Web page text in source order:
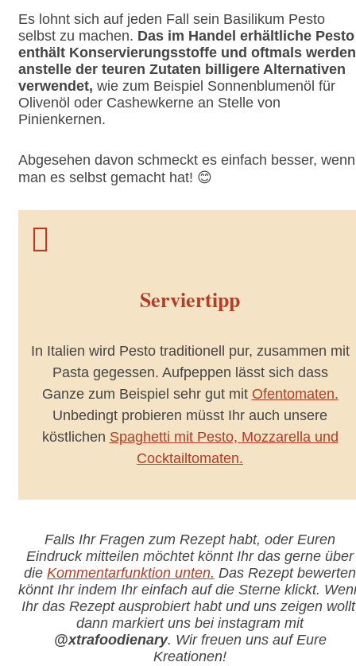
Es lohnt sich auf jeden Fall sein Basilikum Pesto
selbst zu machen. Das im Handel erhältliche Pesto
enthält Konservierungsstoffe und oftmals werden
anstelle der teuren Zutaten billigere Alternativen
verwendet, wie zum Beispiel Sonnenblumenöl für
Olivenöl oder Cashewkerne an Stelle von
Pinienkernen.
Abgesehen davon schmeckt es einfach besser, wenn
man es selbst gemacht hat! 😊

Serviertipp
In Italien wird Pesto traditionell pur, zusammen mit
Pasta gegessen. Aufpeppen lässt sich dass
Ganze zum Beispiel sehr gut mit Ofentomaten.
Unbedingt probieren müsst Ihr auch unsere
köstlichen Spaghetti mit Pesto, Mozzarella und
Cocktailtomaten.
Falls Ihr Fragen zum Rezept habt, oder Euren
Eindruck mitteilen möchtet könnt Ihr das gerne über
die Kommentarfunktion unten. Das Rezept bewerten
könnt Ihr indem Ihr einfach auf die Sterne klickt.
Ihr das Rezept ausprobiert habt und uns zeigen
dann markiert uns bei instagram mit
@xtrafoodienary. Wir freuen uns auf Eure
Kreationen!